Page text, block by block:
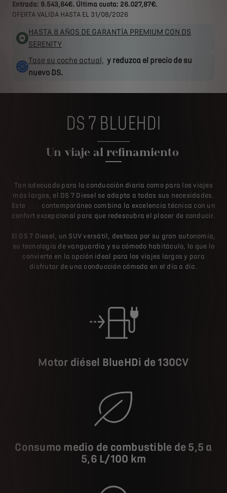
Entrada: 9.543,64€. Última cuota: 26.027,87€.
OFERTA VALIDA HASTA EL 31/08/2026
HASTA 8 AÑOS DE GARANTÍA PREMIUM CON DS
SERENITY
Tase su coche actual, y reduzca el precio de su
nuevo DS.
DS 7 BLUEHDI
Un viaje al refinamiento
Tan adecuado para la conducción diaria como para los viajes
más largos, el DS 7 Diesel se adapta a todas sus necesidades.
Este
contemporáneo combina la excelencia técnica con un
confort excepcional para que redescubra el placer de conducir.
El DS 7 Diesel, un SUV versátil, destaca por su gran autonomía,
su tecnología de vanguardia y su cómodo habitáculo, lo que lo
convierte en la opción ideal para los viajes largos y para
disfrutar de una conducción cómoda en el día a día.
Motor diésel BlueHDi de 130CV
Consumo medio de combustible de 5,5 a
5,6 L/100 km